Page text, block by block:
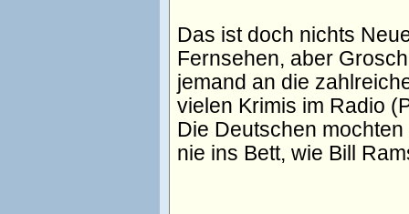
Das ist doch nichts
Fernsehen, aber
jemand an die
vielen Krimis im Radio
Die Deutschen
nie ins Bett, wie Bill